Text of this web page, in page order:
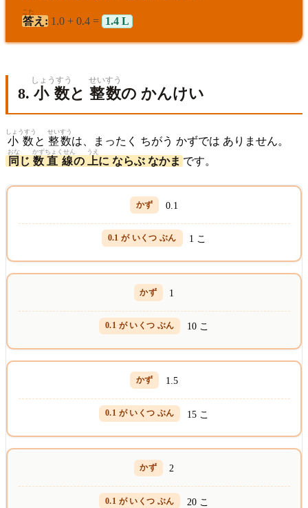
答
こた
え: 1.0 + 0.4 = 1.4 L
8. 小数
しょうすう
と 整数
せいすう
の かんけい
小数
しょうすう
と 整数
せいすう
は、まったく ちがう かずでは ありません。
同
おな
じ 数
かず
直線
ちょくせん
の 上
うえ
に ならぶ なかま です。
0.1
1 こ
1
10 こ
1.5
15 こ
2
20 こ